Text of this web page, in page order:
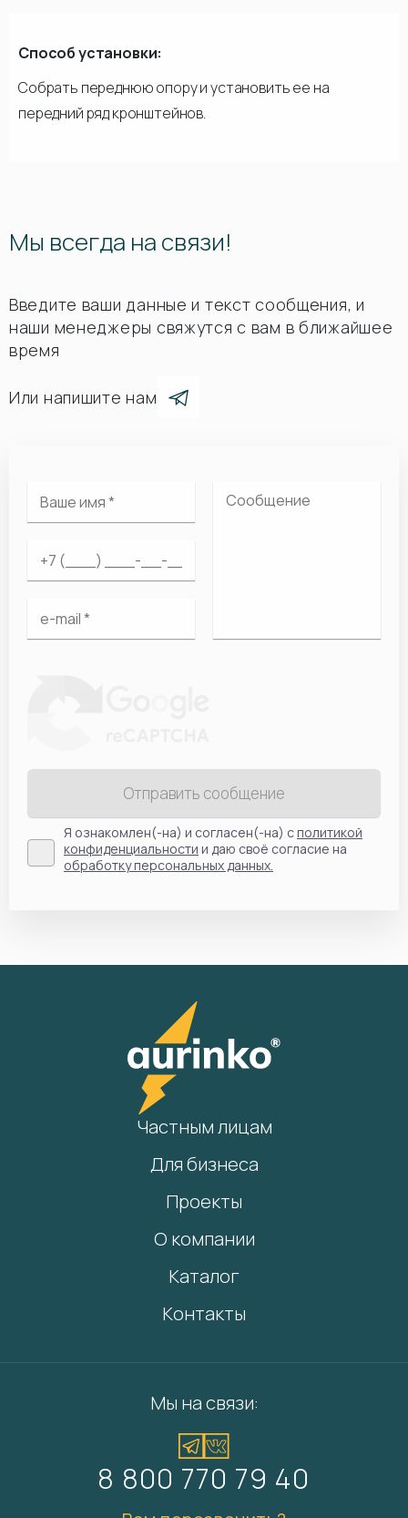
Способ установки:
Собрать переднюю опору и установить ее на
передний ряд кронштейнов.
Мы всегда на связи!
Введите ваши данные и текст сообщения, и
наши менеджеры свяжутся с вам в ближайшее
время
Или напишите нам
Отправить сообщение
Я ознакомлен(-на) и согласен(-на) сполитикой
конфиденциальности и даю своё согласие на
обработку персональных данных.
Частным лицам
Для бизнеса
Проекты
О компании
Каталог
Контакты
Мы на связи:
8 800 770 79 40